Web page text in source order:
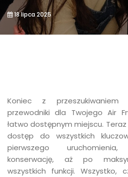
18 lipca 2025
Koniec z przeszukiwaniem
przewodniki dla Twojego Air
łatwo dostępnym miejscu.
dostęp do wszystkich
pierwszego
konserwację, aż po
wszystkich funkcji. Wszystko,